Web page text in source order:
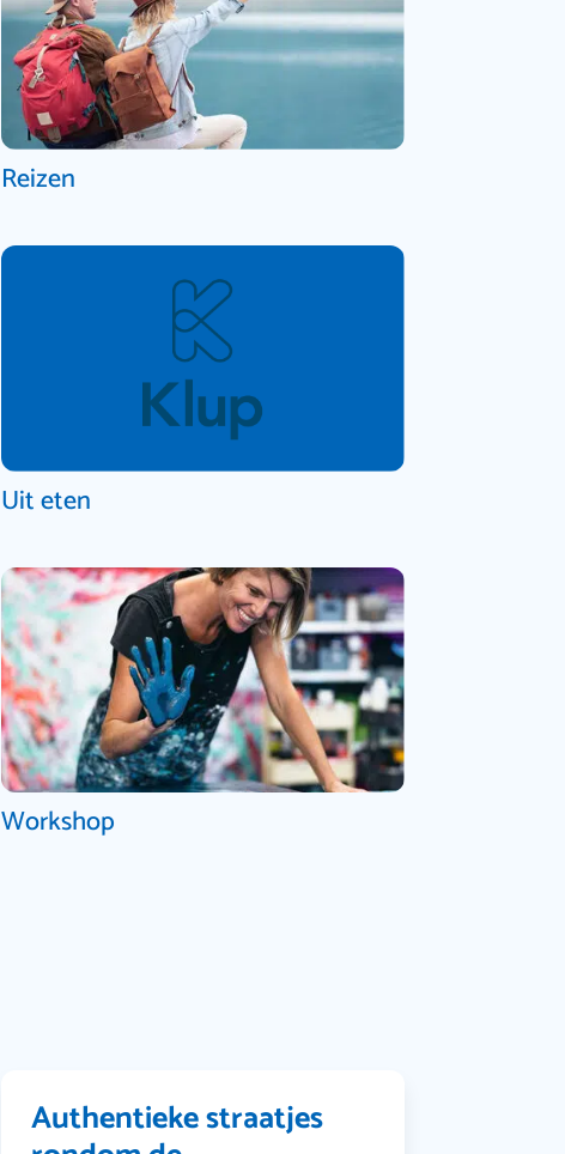
Reizen
Uit eten
Workshop
Authentieke straatjes